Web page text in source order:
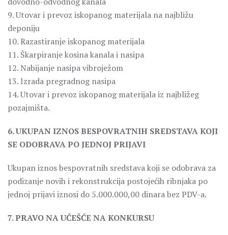
9. Utovar i prevoz iskopanog materijala na najbližu
deponiju
10. Razastiranje iskopanog materijala
11. Škarpiranje kosina kanala i nasipa
12. Nabijanje nasipa vibroježom
13. Izrada pregradnog nasipa
14. Utovar i prevoz iskopanog materijala iz najbližeg
pozajmišta.
6. UKUPAN IZNOS BESPOVRATNIH SREDSTAVA KOJI
SE ODOBRAVA PO JEDNOJ PRIJAVI
Ukupan iznos bespovratnih sredstava koji se odobrava za
podizanje novih i rekonstrukcija postojećih ribnjaka po
jednoj prijavi iznosi do 5.000.000,00 dinara bez PDV-a.
7. PRAVO NA UČEŠĆE NA KONKURSU